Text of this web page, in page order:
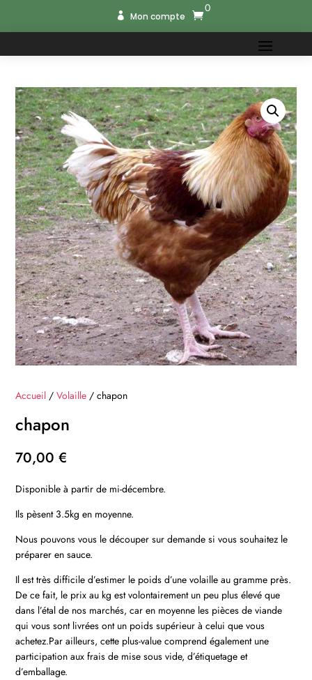
 Mon compte 
0
Accueil /Volaille / chapon
chapon
70,00€
Disponible à partir de mi-décembre.
Ils pèsent 3.5kg en moyenne.
Nous pouvons vous le découper sur demande si vous souhaitez le
préparer en sauce.
Il est très difficile d’estimer le poids d’une volaille au gramme près.
De ce fait, le prix au kg est volontairement un peu plus élevé que
dans l’étal de nos marchés, car en moyenne les pièces de viande
qui vous sont livrées ont un poids supérieur à celui que vous
achetez.Par ailleurs, cette plus-value comprend également une
participation aux frais de mise sous vide, d’étiquetage et
d’emballage.